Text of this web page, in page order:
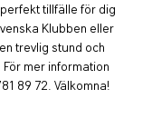
tillfälle för dig
Klubben eller
trevlig stund och
mer information
89 72. Välkomna!